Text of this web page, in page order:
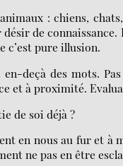
: chiens,
de
c’est pure illusion.
deçà des mots.
et à proximité.
de soi déjà ?
en nous au fur et
ne pas en être